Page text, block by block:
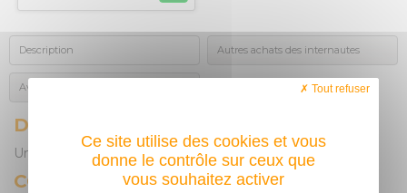
Description Autres achats des internautes
Avis des acheteurs
DESCRIPTION
Un étui qui s'accroche à la ceinture !
CONSEIL D'UTILISATION
Ce site utilise des cookies et vous
donne le contrôle sur ceux que
vous souhaitez activer
Tout refuser